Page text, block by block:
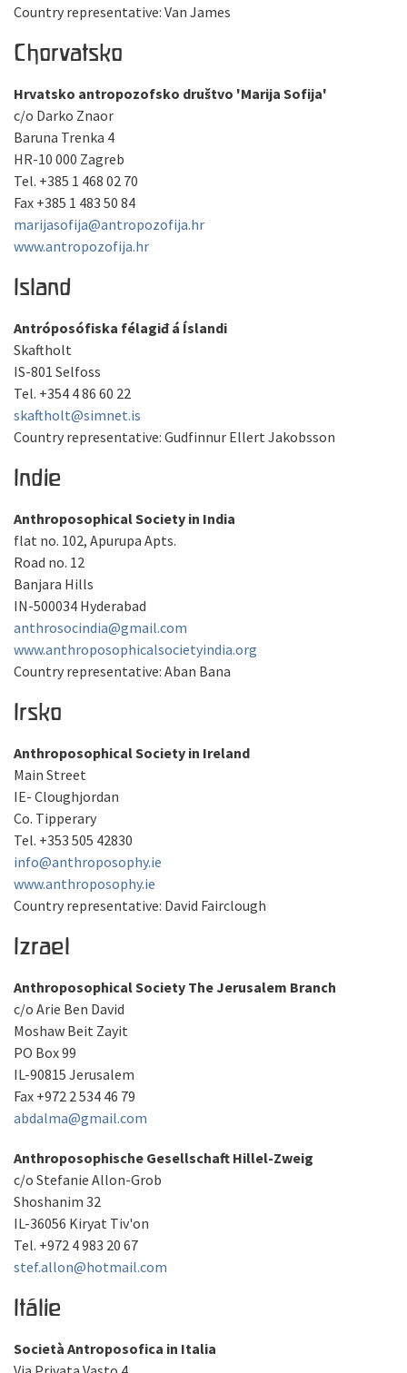
Country representative: Van James
Chorvatsko
Hrvatsko antropozofsko društvo 'Marija Sofija'
c/o Darko Znaor
Baruna Trenka 4
HR-10 000 Zagreb
Tel. +385 1 468 02 70
Fax +385 1 483 50 84
marijasofija@antropozofija.hr
www.antropozofija.hr
Island
Antróposófiska félagiđ á Íslandi
Skaftholt
IS-801 Selfoss
Tel. +354 4 86 60 22
skaftholt@simnet.is
Country representative: Gudfinnur Ellert Jakobsson
Indie
Anthroposophical Society in India
flat no. 102, Apurupa Apts.
Road no. 12
Banjara Hills
IN-500034 Hyderabad
anthrosocindia@gmail.com
www.anthroposophicalsocietyindia.org
Country representative: Aban Bana
Irsko
Anthroposophical Society in Ireland
Main Street
IE- Cloughjordan
Co. Tipperary
Tel. +353 505 42830
info@anthroposophy.ie
www.anthroposophy.ie
Country representative: David Fairclough
Izrael
Anthroposophical Society The Jerusalem Branch
c/o Arie Ben David
Moshaw Beit Zayit
PO Box 99
IL-90815 Jerusalem
Fax +972 2 534 46 79
abdalma@gmail.com
Anthroposophische Gesellschaft Hillel-Zweig
c/o Stefanie Allon-Grob
Shoshanim 32
IL-36056 Kiryat Tiv'on
Tel. +972 4 983 20 67
stef.allon@hotmail.com
Itálie
Società Antroposofica in Italia